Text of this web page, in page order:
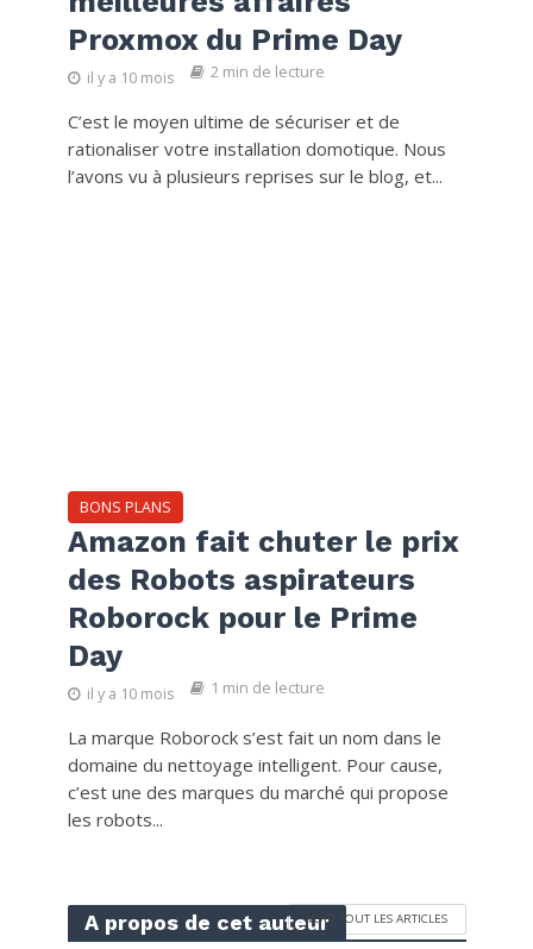
Proxmox du Prime Day
il y a 10 mois 2 min de lecture
C’est le moyen ultime de sécuriser et de
rationaliser votre installation domotique. Nous
l’avons vu à plusieurs reprises sur le blog, et...
BONS PLANS
Amazon fait chuter le prix
des Robots aspirateurs
Roborock pour le Prime
Day
il y a 10 mois 1 min de lecture
La marque Roborock s’est fait un nom dans le
domaine du nettoyage intelligent. Pour cause,
c’est une des marques du marché qui propose
les robots...
A propos de cet auteurVOIR TOUT LES ARTICLES